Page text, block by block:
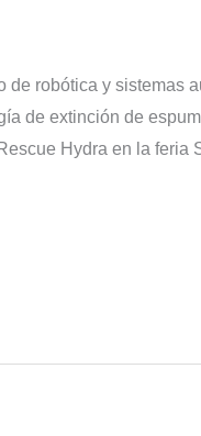
de robótica y sistemas
de extinción de
Hydra en la feria